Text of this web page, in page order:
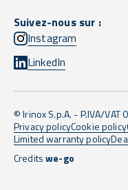
Suivez-nous sur :
Instagram
LinkedIn
© Irinox S.p.A. - P.IVA/
Privacy policyCookie policy
Limited warranty policy
Creditswe-go